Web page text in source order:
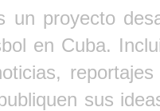
un proyecto
en Cuba.
sus